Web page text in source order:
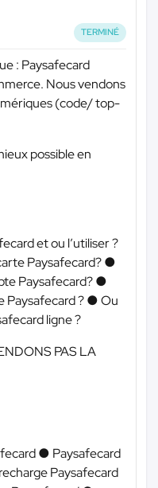
TERMINÉ
: Paysafecard
Nous vendons
(code/ top-
possible en
et ou l’utiliser ?
Paysafecard? ●
Paysafecard? ●
Paysafecard ? ● Ou
ligne ?
PAS LA
● Paysafecard
Paysafecard